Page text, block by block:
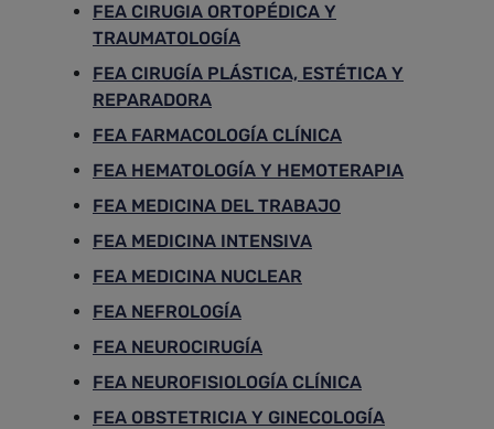
FEA CIRUGIA ORTOPÉDICA Y
TRAUMATOLOGÍA
FEA CIRUGÍA PLÁSTICA, ESTÉTICA Y
REPARADORA
FEA FARMACOLOGÍA CLÍNICA
FEA HEMATOLOGÍA Y HEMOTERAPIA
FEA MEDICINA DEL TRABAJO
FEA MEDICINA INTENSIVA
FEA MEDICINA NUCLEAR
FEA NEFROLOGÍA
FEA NEUROCIRUGÍA
FEA NEUROFISIOLOGÍA CLÍNICA
FEA OBSTETRICIA Y GINECOLOGÍA